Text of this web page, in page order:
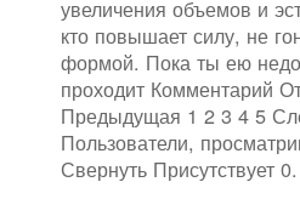
увеличения объемов и
кто повышает силу, не
формой. Пока ты ею
проходит Комментарий
Предыдущая 1 2 3 4 5
Пользователи,
Свернуть Присутствует 0.